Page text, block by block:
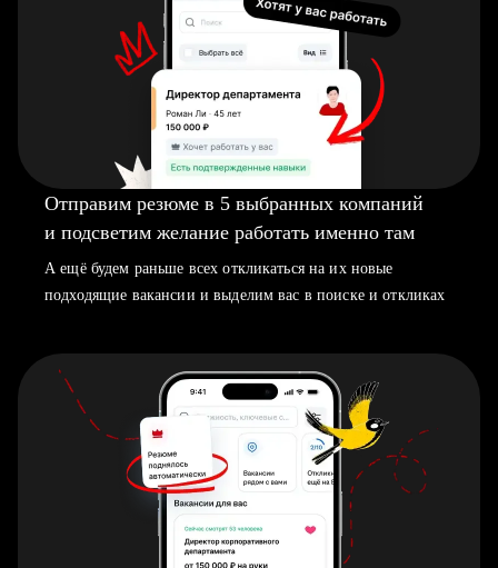
Отправим резюме в 5 выбранных компаний
и подсветим желание работать именно там
А ещё будем раньше всех откликаться на их новые
подходящие вакансии и выделим вас в поиске и откликах